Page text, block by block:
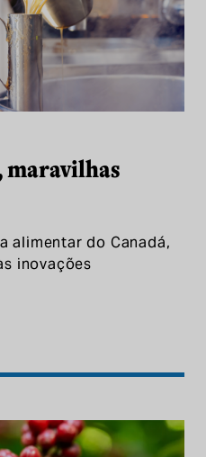
maravilhas
alimentar do Canadá,
inovações